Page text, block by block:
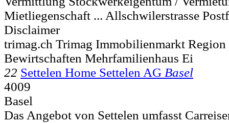
Mietliegenschaft ... Allschwilerstrasse
Disclaimer
trimag.ch Trimag Immobilienmarkt Region
Bewirtschaften Mehrfamilienhaus Ei
22 Settelen Home Settelen AG Basel
4009
Basel
Das Angebot von Settelen umfasst